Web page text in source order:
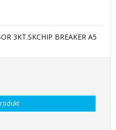
3KT.SKCHIP BREAKER A5